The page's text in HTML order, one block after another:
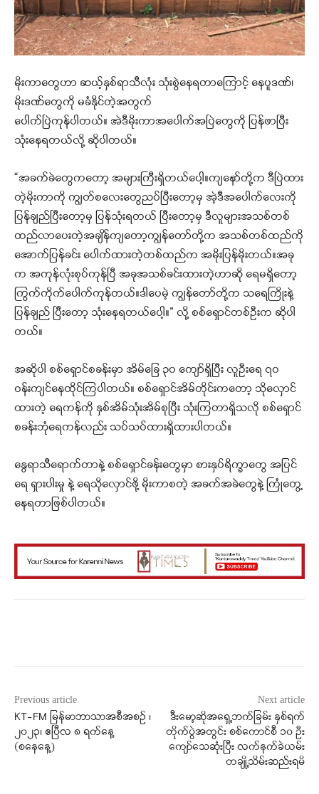
မိုးကာတွေဟာ ဆယ့်နှစ်ရာသီလုံး သုံးစွဲနေရတာကြောင့် နေပူဒဏ်၊
မိုးဒဏ်တွေကို မခံနိုင်တဲ့အတွက်
ပေါက်ပြဲကုန်ပါတယ်။ အဲဒီမိုးကာအပေါက်အပြဲတွေကို ပြန်ဖာပြီး
သုံးနေရတယ်လို့ ဆိုပါတယ်။
“အခက်ခဲတွေကတော့ အများကြီးရှိတယ်ပေါ့။ကျနော်တို့က ဒီပြဲထား
တဲ့မိုးကာကို ကျွတ်စလေးတွေညပ်ပြီးတော့မှ အဲ့ဒီအပေါက်လေးကို
ပြန်ချည်ပြီးတော့မှ ပြန်သုံးရတယ် ပြီးတော့မှ ဒီလူများအသစ်တစ်
ထည်လာပေးတဲ့အချိန်ကျတော့ကျွန်တော်တို့က အသစ်တစ်ထည်ကို
အောက်ပြန်ခင်း ပေါက်ထားတဲ့တစ်ထည်က အမိုးပြန်မိုးတယ်။အခု
က အကုန်လုံးစုပ်ကုန်ပြီ အခုအသစ်ခင်းထားတဲ့ဟာဆို ရေမရှိတော့
ကြွက်ကိုက်ပေါက်ကုန်တယ်။ဒါ‌ပေမဲ့ ကျွန်တော်တို့က သရေကြိုးနဲ့
ပြန်ချည် ပြီးတော့ သုံးနေရတယ်ပေါ့။” လို့ စစ်ရှောင်တစ်ဦးက ဆိုပါ
တယ်။
အဆိုပါ စစ်ရှောင်စခန်းမှာ အိမ်ခြေ ၃၀ ကျော်ရှိပြီး လူဦးရေ ၇၀
ဝန်းကျင်နေထိုင်ကြပါတယ်။ စစ်ရှောင်အိမ်တိုင်းကတော့ သိုလှောင်
ထားတဲ့ ရေကန်ကို နှစ်အိမ်သုံးအိမ်စုပြီး သုံးကြတာရှိသလို စစ်ရှောင်
စခန်းဘုံရေကန်လည်း သပ်သပ်ထားရှိထားပါတယ်။
နွေရာသီရောက်တာနဲ့ စစ်ရှောင်ခန်းတွေမှာ စားနှပ်ရိက္ခာတွေ အပြင်
ရေ ရှားပါးမှု နဲ့ ရေသိုလှောင်ဖို့ မိုးကာစတဲ့ အခက်အခဲတွေနဲ့ ကြုံတွေ့
နေရတာဖြစ်ပါတယ်။
Previous article
KT-FM မြန်မာဘာသာအစီအစဉ် ၊
၂၀၂၃၊ ဧပြီလ ၈ ရက်နေ့
(စနေနေ့)
Next article
ဒီးမော့ဆိုအရှေ့ဘက်ခြမ်း နှစ်ရက်
တိုက်ပွဲအတွင်း စစ်ကောင်စီ ၁၀ ဦး
ကျော်သေဆုံးပြီး လက်နက်ခဲယမ်း
တချို့သိမ်းဆည်းရမိ